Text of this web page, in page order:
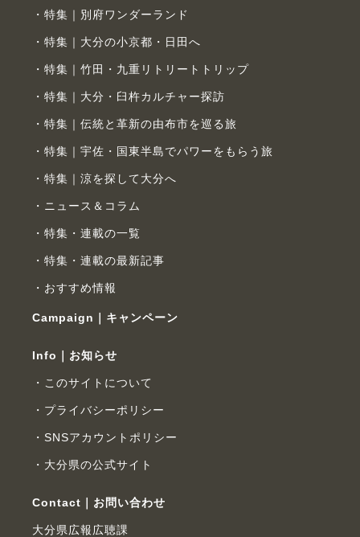
特集｜別府ワンダーランド
特集｜大分の小京都・日田へ
特集｜竹田・九重リトリートトリップ
特集｜大分・臼杵カルチャー探訪
特集｜伝統と革新の由布市を巡る旅
特集｜宇佐・国東半島でパワーをもらう旅
特集｜涼を探して大分へ
ニュース＆コラム
特集・連載の一覧
特集・連載の最新記事
おすすめ情報
Campaign｜キャンペーン
Info｜お知らせ
このサイトについて
プライバシーポリシー
SNSアカウントポリシー
大分県の公式サイト
Contact｜お問い合わせ
大分県広報広聴課